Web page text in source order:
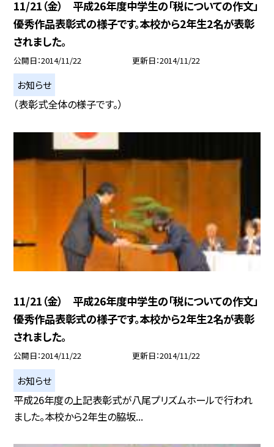
11/21（金） 平成26年度中学生の「税についての作文」
優秀作品表彰式の様子です。本校から2年生2名が表彰
されました。
公開日 2014/11/22 更新日 2014/11/22
お知らせ
（表彰式全体の様子です。）
11/21（金） 平成26年度中学生の「税についての作文」
優秀作品表彰式の様子です。本校から2年生2名が表彰
されました。
公開日 2014/11/22 更新日 2014/11/22
お知らせ
平成26年度の上記表彰式が八尾プリズムホールで行われ
ました。本校から2年生の脇坂...